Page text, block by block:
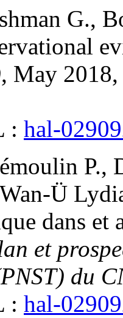
G.,
, May
: hal-
P.,
Wan-Ü
dans et
et
du
: hal-